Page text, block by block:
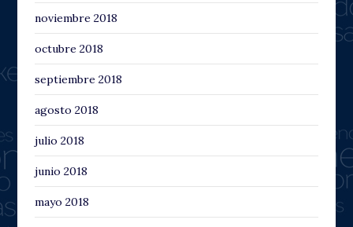
noviembre 2018
octubre 2018
septiembre 2018
agosto 2018
julio 2018
junio 2018
mayo 2018